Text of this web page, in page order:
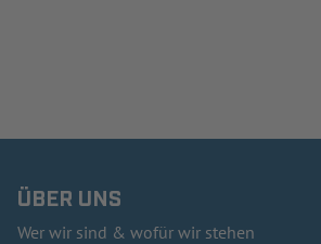
ÜBER UNS
Wer wir sind & wofür wir stehen